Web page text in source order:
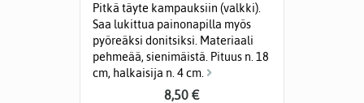
Pitkä täyte kampauksiin (valkki).
Saa lukittua painonapilla myös
pyöreäksi donitsiksi. Materiaali
pehmeää, sienimäistä. Pituus n. 18
cm, halkaisija n. 4 cm.
8,50 €